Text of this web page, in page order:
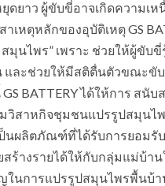
ดยาว ผู้ขับขี่อาจเกิดความเห
าเหตุหลักของอุบัติเหตุ GS
สมุนไพร” เพราะ ช่วยให้ผู้ขับ
และช่วยให้มีสติตื่นตัวขณะขั
BATTERY ได้ให้การ สนั
วิสาหกิจชุมชนแปรรูปสมุนไ
ป็นผลิตภัณฑ์ที่ได้รับการยอมรั
สร้างรายได้ให้กับกลุ่มแม่บ้า
นการแปรรูปสมุนไพรพื้นบ้า